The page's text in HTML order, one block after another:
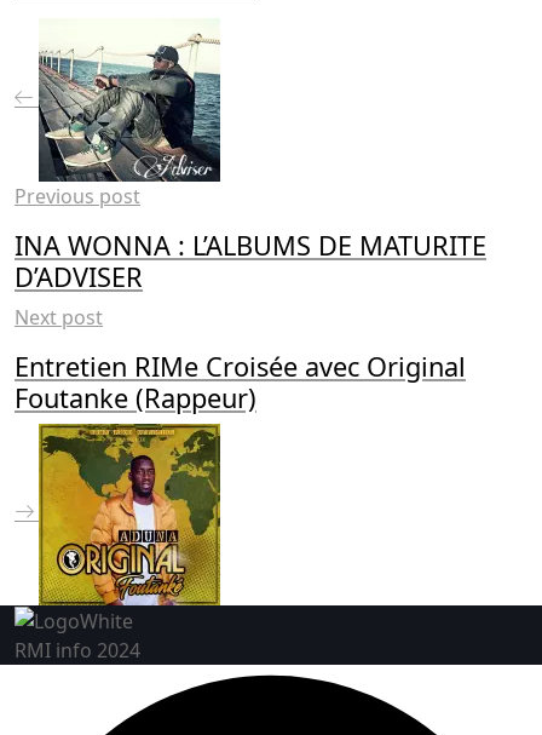
Previous post
INA WONNA : L’ALBUMS DE MATURITE
D’ADVISER
Next post
Entretien RIMe Croisée avec Original
Foutanke (Rappeur)
RMI info 2024